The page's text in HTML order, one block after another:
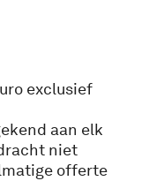
exclusief
aan elk
niet
offerte